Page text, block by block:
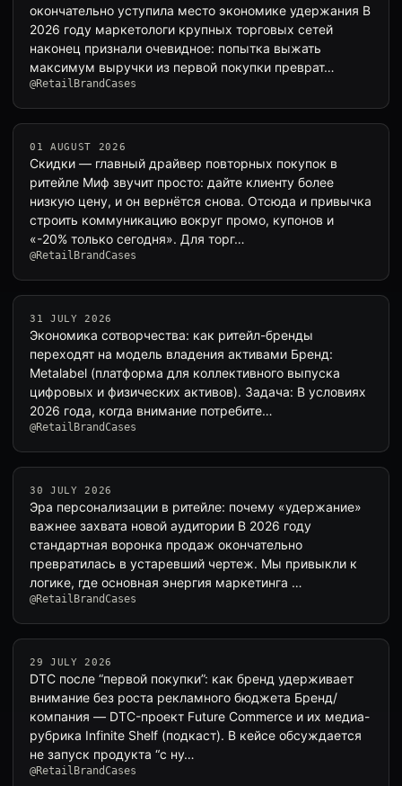
окончательно уступила место экономике удержания В
2026 году маркетологи крупных торговых сетей
наконец признали очевидное: попытка выжать
максимум выручки из первой покупки преврат…
@RetailBrandCases
01 AUGUST 2026
Скидки — главный драйвер повторных покупок в
ритейле Миф звучит просто: дайте клиенту более
низкую цену, и он вернётся снова. Отсюда и привычка
строить коммуникацию вокруг промо, купонов и
«-20% только сегодня». Для торг…
@RetailBrandCases
31 JULY 2026
Экономика сотворчества: как ритейл-бренды
переходят на модель владения активами Бренд:
Metalabel (платформа для коллективного выпуска
цифровых и физических активов). Задача: В условиях
2026 года, когда внимание потребите…
@RetailBrandCases
30 JULY 2026
Эра персонализации в ритейле: почему «удержание»
важнее захвата новой аудитории В 2026 году
стандартная воронка продаж окончательно
превратилась в устаревший чертеж. Мы привыкли к
логике, где основная энергия маркетинга …
@RetailBrandCases
29 JULY 2026
DTC после “первой покупки”: как бренд удерживает
внимание без роста рекламного бюджета Бренд/
компания — DTC-проект Future Commerce и их медиа-
рубрика Infinite Shelf (подкаст). В кейсе обсуждается
не запуск продукта “с ну…
@RetailBrandCases